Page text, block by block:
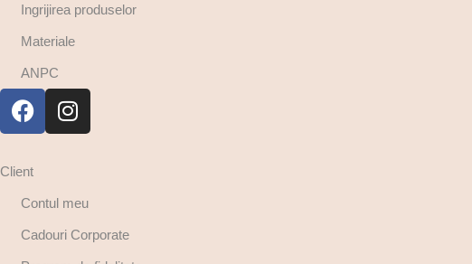
Ingrijirea produselor
Materiale
ANPC
Client
Contul meu
Cadouri Corporate